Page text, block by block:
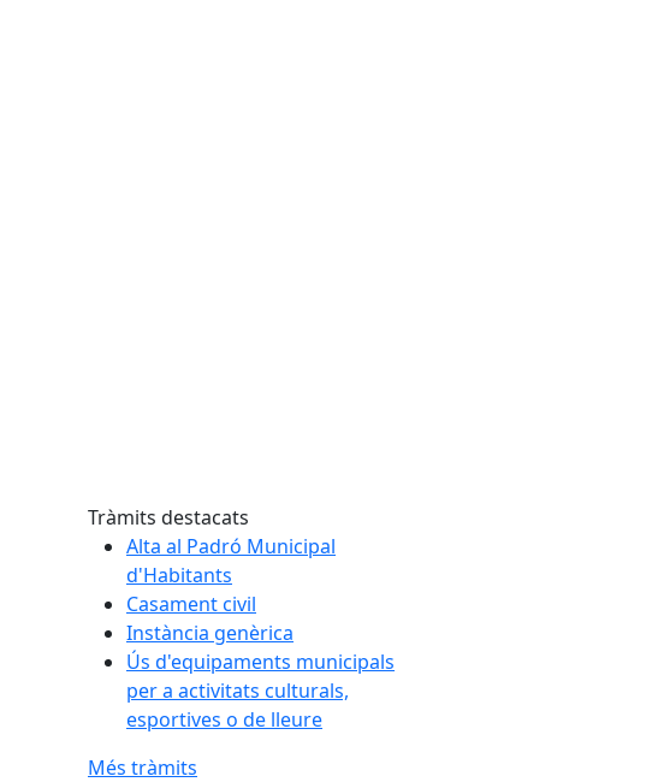
Tràmits destacats
Alta al Padró Municipal
d'Habitants
Casament civil
Instància genèrica
Ús d'equipaments municipals
per a activitats culturals,
esportives o de lleure
Més tràmits